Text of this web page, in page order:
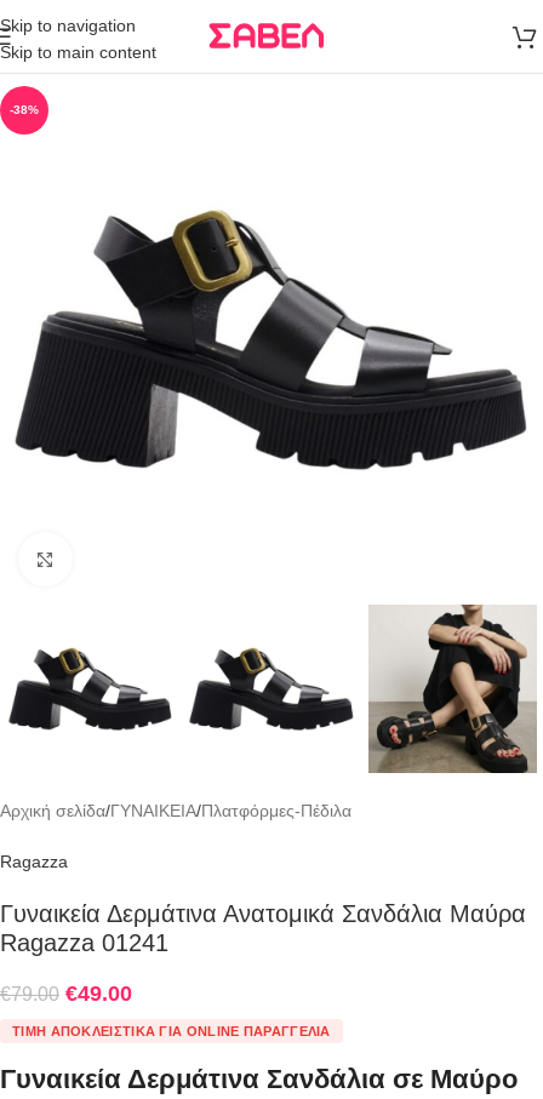
Skip to navigation
Skip to main content
άνω των 80€
Παραγγελία
-38%
Αρχική σελίδα/ΓΥΝΑΙΚΕΙΑ/Πλατφόρμες-Πέδιλα
Ragazza
Γυναικεία Δερμάτινα Ανατομικά Σανδάλια Μαύρα
Ragazza 01241
€79.00 €49.00
ΤΙΜΉ ΑΠΟΚΛΕΙΣΤΙΚΆ ΓΙΑ ONLINE ΠΑΡΑΓΓΕΛΊΑ
Γυναικεία Δερμάτινα Σανδάλια σε Μαύρο